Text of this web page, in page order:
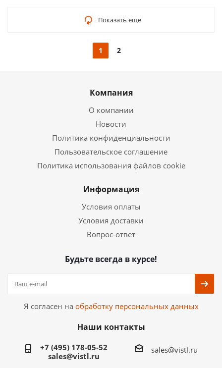
Показать еще
1 2
Компания
О компании
Новости
Политика конфиденциальности
Пользовательское соглашение
Политика использования файлов cookie
Информация
Условия оплаты
Условия доставки
Вопрос-ответ
Будьте всегда в курсе!
Я согласен на обработку персональных данных
Наши контакты
+7 (495) 178-05-52
sales@vistl.ru
sales@vistl.ru